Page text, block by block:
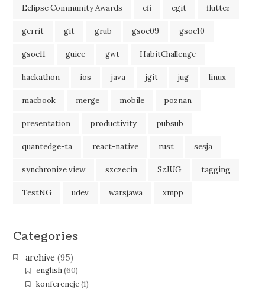
Eclipse Community Awards efi egit flutter
gerrit git grub gsoc09 gsoc10
gsoc11 guice gwt HabitChallenge
hackathon ios java jgit jug linux
macbook merge mobile poznan
presentation productivity pubsub
quantedge-ta react-native rust sesja
synchronize view szczecin SzJUG tagging
TestNG udev warsjawa xmpp
Categories
archive (95)
english(60)
konferencje(1)